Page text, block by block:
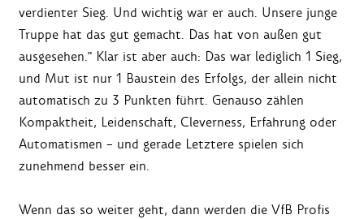
verdienter Sieg. Und wichtig war er auch. Unsere junge
Truppe hat das gut gemacht. Das hat von außen gut
ausgesehen." Klar ist aber auch: Das war lediglich 1 Sieg,
und Mut ist nur 1 Baustein des Erfolgs, der allein nicht
automatisch zu 3 Punkten führt. Genauso zählen
Kompaktheit, Leidenschaft, Cleverness, Erfahrung oder
Automatismen – und gerade Letztere spielen sich
zunehmend besser ein.
Wenn das so weiter geht, dann werden die VfB Profis